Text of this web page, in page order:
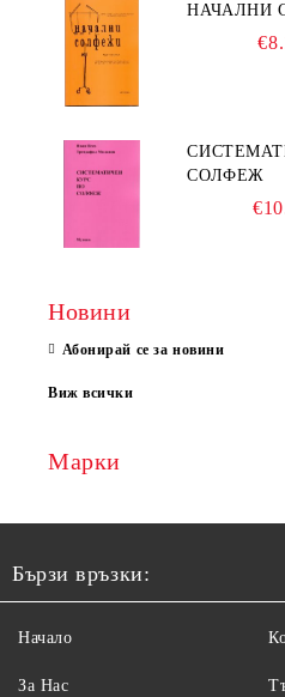
НАЧАЛНИ
СОЛФЕЖ
Новини
Абонирай се за новини
Виж всички
Марки
Бързи връзки:
Начало
За Нас